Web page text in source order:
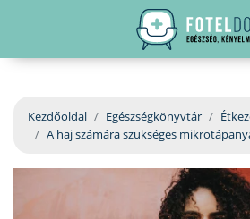
EGÉSZSÉGKÖNYVTÁR
BETEGSÉGKALAUZ
hirdetés
Kezdőoldal Egészségkönyvtár
A haj számára szükséges